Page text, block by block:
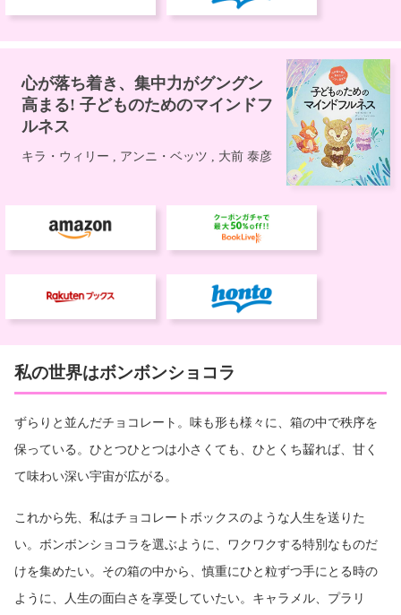
私の世界はボンボンショコラ
ずらりと並んだチョコレート。味も形も様々に、箱の中で秩序を
保っている。ひとつひとつは小さくても、ひとくち齧れば、甘く
て味わい深い宇宙が広がる。
これから先、私はチョコレートボックスのような人生を送りた
い。ボンボンショコラを選ぶように、ワクワクする特別なものだ
けを集めたい。その箱の中から、慎重にひと粒ずつ手にとる時の
ように、人生の面白さを享受していたい。キャラメル、プラリ